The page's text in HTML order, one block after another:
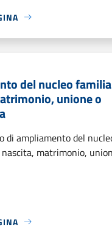
del nucleo
unione o
di ampliamento del
matrimonio,